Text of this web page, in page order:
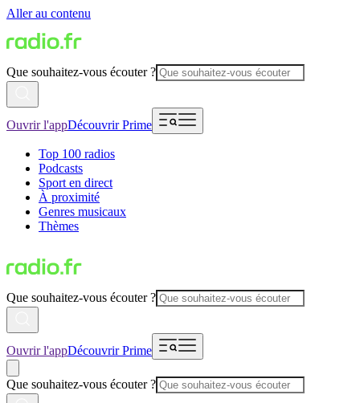
Aller au contenu
Que souhaitez-vous écouter ?
Ouvrir l'appDécouvrir Prime
Top 100 radios
Podcasts
Sport en direct
À proximité
Genres musicaux
Thèmes
Que souhaitez-vous écouter ?
Ouvrir l'appDécouvrir Prime
Que souhaitez-vous écouter ?